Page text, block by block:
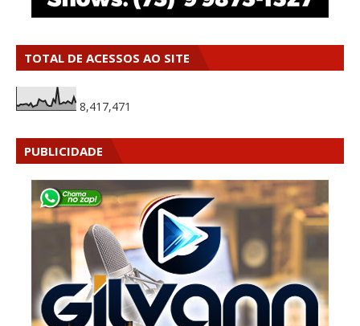
TOTAL DE ACESSOS AO SITE
8,417,471
PUBLICIDADE